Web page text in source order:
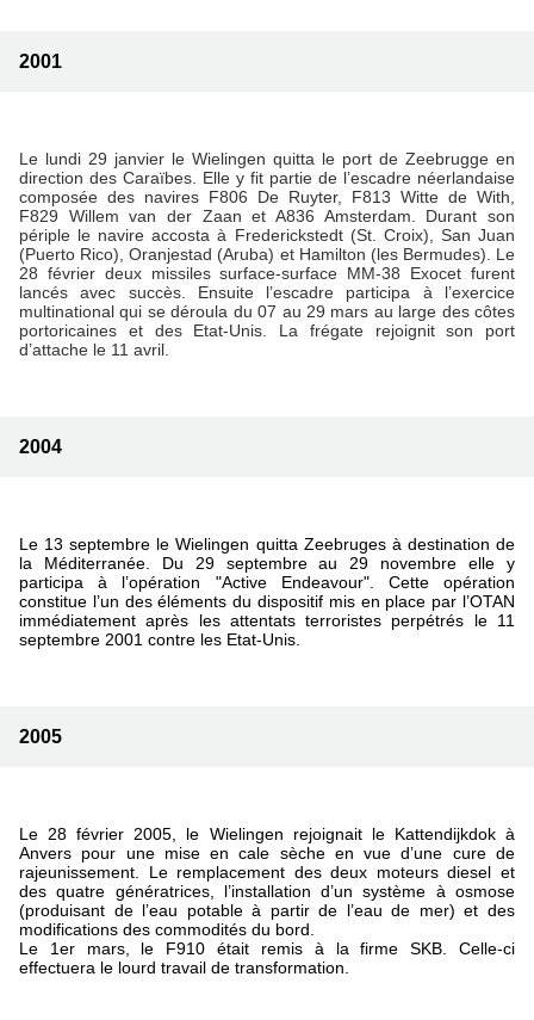
2001
Le lundi 29 janvier le Wielingen quitta le port de Zeebrugge en
direction des Caraïbes. Elle y fit partie de l’escadre néerlandaise
composée des navires F806 De Ruyter, F813 Witte de With,
F829 Willem van der Zaan et A836 Amsterdam. Durant son
périple le navire accosta à Frederickstedt (St. Croix), San Juan
(Puerto Rico), Oranjestad (Aruba) et Hamilton (les Bermudes). Le
28 février deux missiles surface-surface MM-38 Exocet furent
lancés avec succès. Ensuite l’escadre participa à l’exercice
multinational qui se déroula du 07 au 29 mars au large des côtes
portoricaines et des Etat-Unis. La frégate rejoignit son port
d’attache le 11 avril.
2004
Le 13 septembre le Wielingen quitta Zeebruges à destination de
la Méditerranée. Du 29 septembre au 29 novembre elle y
participa à l’opération "Active Endeavour". Cette opération
constitue l’un des éléments du dispositif mis en place par l’OTAN
immédiatement après les attentats terroristes perpétrés le 11
septembre 2001 contre les Etat-Unis.
2005
Le 28 février 2005, le Wielingen rejoignait le Kattendijkdok à
Anvers pour une mise en cale sèche en vue d’une cure de
rajeunissement. Le remplacement des deux moteurs diesel et
des quatre génératrices, l’installation d’un système à osmose
(produisant de l’eau potable à partir de l’eau de mer) et des
modifications des commodités du bord.
Le 1er mars, le F910 était remis à la firme SKB. Celle-ci
effectuera le lourd travail de transformation.